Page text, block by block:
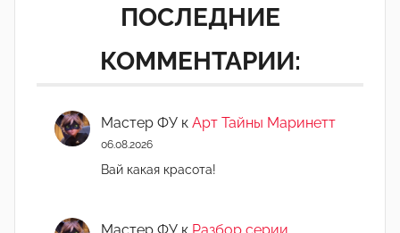
ПОСЛЕДНИЕ
КОММЕНТАРИИ:
Мастер ФУ к Арт Тайны Маринетт
06.08.2026
Вай какая красота!